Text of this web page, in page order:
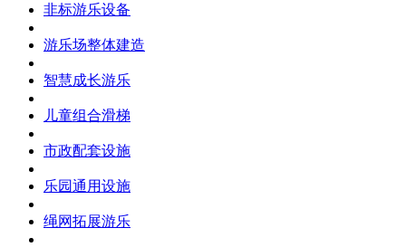
非标游乐设备
游乐场整体建造
智慧成长游乐
儿童组合滑梯
市政配套设施
乐园通用设施
绳网拓展游乐